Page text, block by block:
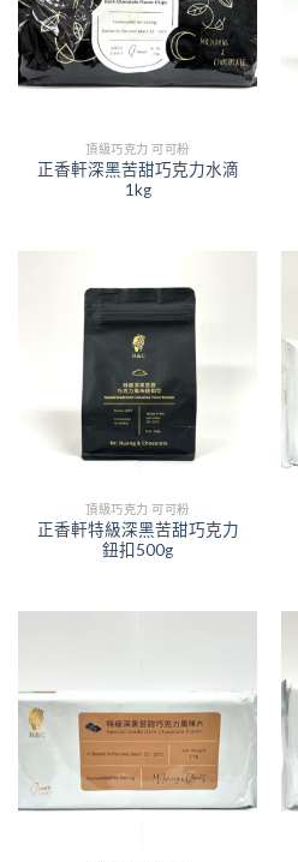
頂級巧克力 可可粉
正香軒深黑苦甜巧克力水滴
1kg
頂級巧克力 可可粉
正香軒特級深黑苦甜巧克力
鈕扣500g